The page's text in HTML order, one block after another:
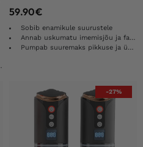
59.90€
Sobib enamikule suurustele
Annab uskumatu imemisjõu ja fantastilisi tulemusi
Pumpab suuremaks pikkuse ja ümbermõõdu
-27%